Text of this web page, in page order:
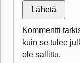
Lähetä
Kommentti
kuin se tulee
ole sallittu.